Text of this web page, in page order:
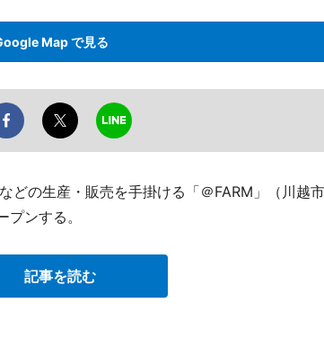
Map で見る
どの生産・販売を手掛ける「＠FARM」（川越
ンする。
記事を読む